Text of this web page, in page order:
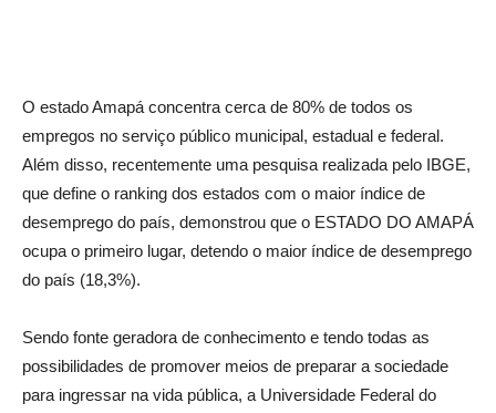
O estado Amapá concentra cerca de 80% de todos os
empregos no serviço público municipal, estadual e federal.
Além disso, recentemente uma pesquisa realizada pelo IBGE,
que define o ranking dos estados com o maior índice de
desemprego do país, demonstrou que o ESTADO DO AMAPÁ
ocupa o primeiro lugar, detendo o maior índice de desemprego
do país (18,3%).
Sendo fonte geradora de conhecimento e tendo todas as
possibilidades de promover meios de preparar a sociedade
para ingressar na vida pública, a Universidade Federal do